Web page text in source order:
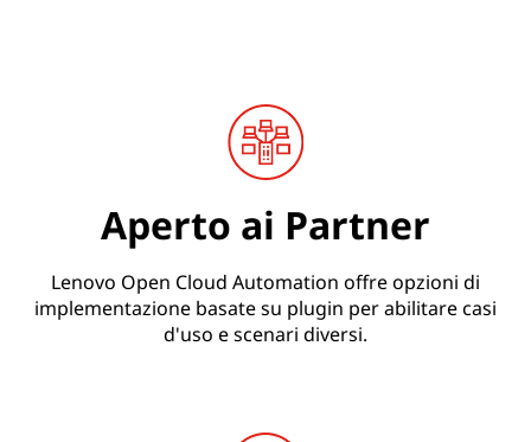
Aperto ai Partner
Lenovo Open Cloud Automation offre opzioni di
implementazione basate su plugin per abilitare casi
d'uso e scenari diversi.